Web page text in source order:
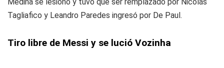
Tagliafico y Leandro Paredes ingresó por De Paul.
Tiro libre de Messi y se lució Vozinha